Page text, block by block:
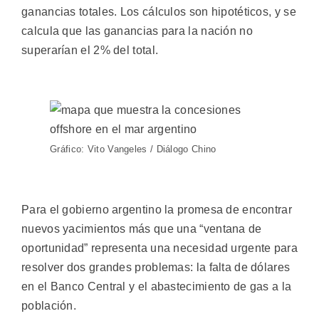
ganancias totales. Los cálculos son hipotéticos, y se
calcula que las ganancias para la nación no
superarían el 2% del total.
Gráfico: Vito Vangeles / Diálogo Chino
Para el gobierno argentino la promesa de encontrar
nuevos yacimientos más que una “ventana de
oportunidad” representa una necesidad urgente para
resolver dos grandes problemas: la falta de dólares
en el Banco Central y el abastecimiento de gas a la
población.